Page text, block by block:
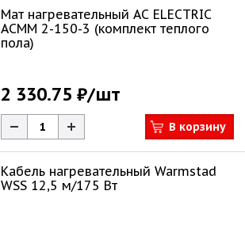
Мат нагревательный AC ELECTRIC
ACMM 2-150-3 (комплект теплого
пола)
2 330.75 ₽/шт
В корзину
Кабель нагревательный Warmstad
WSS 12,5 м/175 Вт